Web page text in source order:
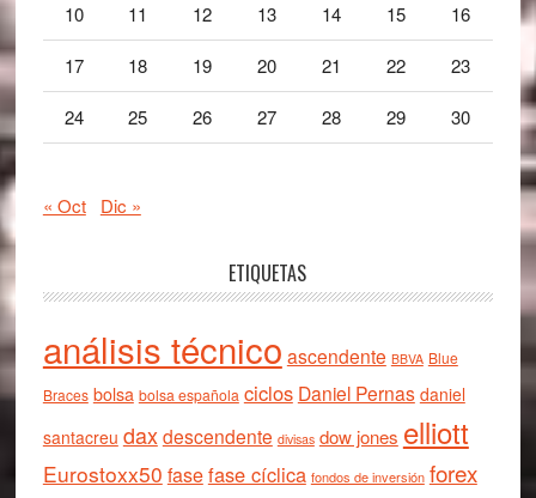
10 11 12 13 14 15 16
17 18 19 20 21 22 23
24 25 26 27 28 29 30
« Oct Dic »
ETIQUETAS
análisis técnico ascendente BBVA Blue
Braces bolsa bolsa española ciclos Daniel Pernas daniel
santacreu daxdescendente divisas dow jones elliott
Eurostoxx50 fasefase cíclica fondos de inversión forex